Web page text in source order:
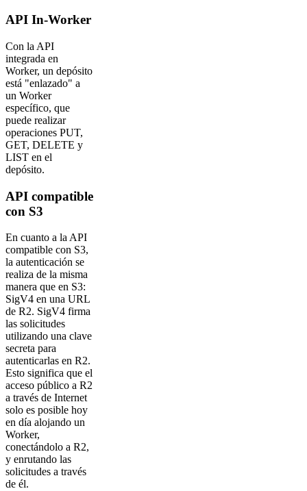
API In-Worker
Con la API
integrada en
Worker, un depósito
está "enlazado" a
un Worker
específico, que
puede realizar
operaciones PUT,
GET, DELETE y
LIST en el
depósito.
API compatible
con S3
En cuanto a la API
compatible con S3,
la autenticación se
realiza de la misma
manera que en S3:
SigV4 en una URL
de R2. SigV4 firma
las solicitudes
utilizando una clave
secreta para
autenticarlas en R2.
Esto significa que el
acceso público a R2
a través de Internet
solo es posible hoy
en día alojando un
Worker,
conectándolo a R2,
y enrutando las
solicitudes a través
de él.